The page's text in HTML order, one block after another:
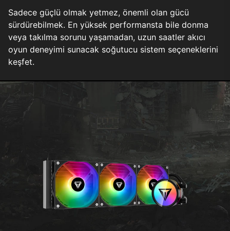
Sadece güçlü olmak yetmez, önemli olan gücü
sürdürebilmek. En yüksek performansta bile donma
veya takılma sorunu yaşamadan, uzun saatler akıcı
oyun deneyimi sunacak soğutucu sistem seçeneklerini
keşfet.